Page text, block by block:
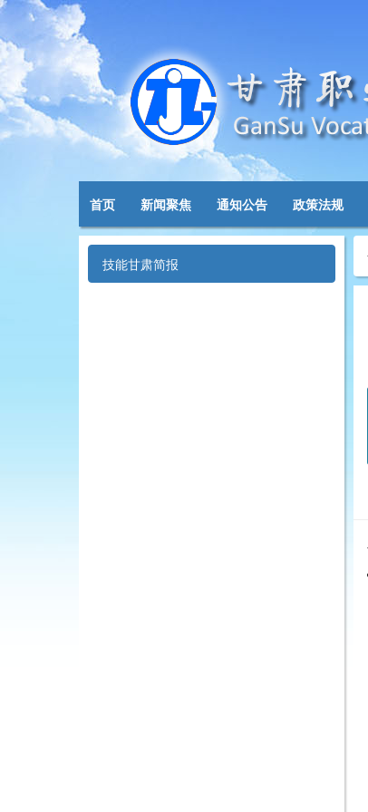
首页 新闻聚焦 通知公告 政策法规
技能甘肃简报